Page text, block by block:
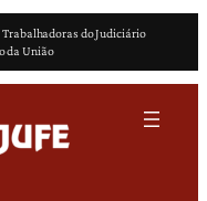
Trabalhadoras do Judiciário
da União